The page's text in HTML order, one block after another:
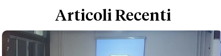
Articoli Recenti